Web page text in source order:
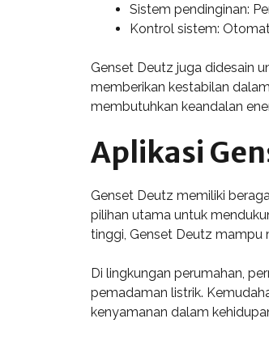
Sistem pendinginan:
Kontrol sistem:
Genset Deutz juga didesain
memberikan kestabilan
membutuhkan keandalan
Aplikasi
Genset Deutz memiliki
pilihan utama untuk
tinggi, Genset Deutz mampu
Di lingkungan perumahan,
pemadaman listrik.
kenyamanan dalam